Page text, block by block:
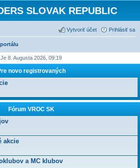
SLOVAK REPUBLIC
Prihlásiť sa
Vytvoriť účet
Je 8. Augusta 2026, 09:19
novo registrovaných
Fórum VROC SK
akcie
a MC klubov